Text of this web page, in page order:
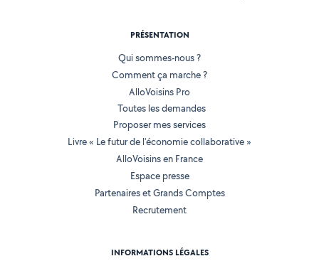
PRÉSENTATION
Qui sommes-nous ?
Comment ça marche ?
AlloVoisins Pro
Toutes les demandes
Proposer mes services
Livre « Le futur de l'économie collaborative »
AlloVoisins en France
Espace presse
Partenaires et Grands Comptes
Recrutement
INFORMATIONS LÉGALES